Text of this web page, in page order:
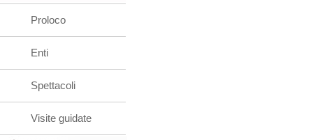
Proloco
Enti
Spettacoli
Visite guidate